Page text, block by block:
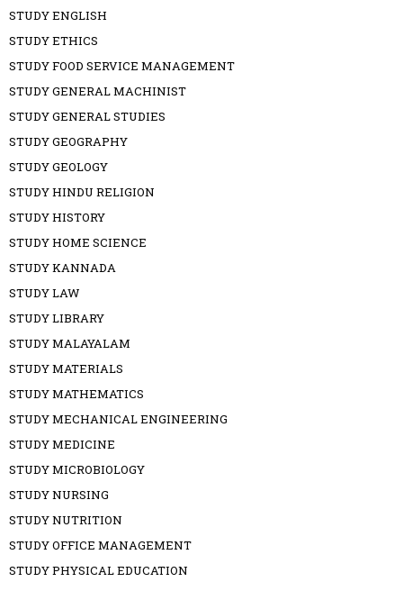
STUDY ENGLISH
STUDY ETHICS
STUDY FOOD SERVICE MANAGEMENT
STUDY GENERAL MACHINIST
STUDY GENERAL STUDIES
STUDY GEOGRAPHY
STUDY GEOLOGY
STUDY HINDU RELIGION
STUDY HISTORY
STUDY HOME SCIENCE
STUDY KANNADA
STUDY LAW
STUDY LIBRARY
STUDY MALAYALAM
STUDY MATERIALS
STUDY MATHEMATICS
STUDY MECHANICAL ENGINEERING
STUDY MEDICINE
STUDY MICROBIOLOGY
STUDY NURSING
STUDY NUTRITION
STUDY OFFICE MANAGEMENT
STUDY PHYSICAL EDUCATION